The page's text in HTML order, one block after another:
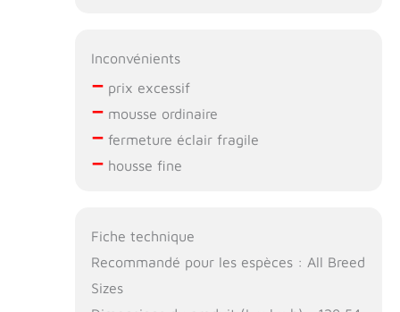
Inconvénients
–prix excessif
–mousse ordinaire
–fermeture éclair fragile
–housse fine
Fiche technique
Recommandé pour les espèces : All Breed
Sizes